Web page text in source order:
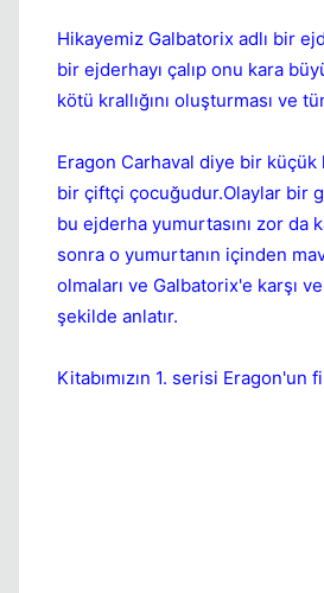
Hikayemiz Galbatorix adlı bir
bir ejderhayı çalıp onu kara
kötü krallığını oluşturması ve
Eragon Carhaval diye bir küçük
bir çiftçi çocuğudur.Olaylar bir
bu ejderha yumurtasını zor da
sonra o yumurtanın içinden
olmaları ve Galbatorix'e karşı
şekilde anlatır.
Kitabımızın 1. serisi